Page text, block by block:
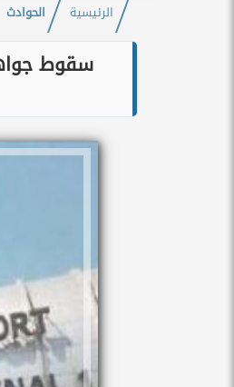
الرئيسية الحوادث
سقوط